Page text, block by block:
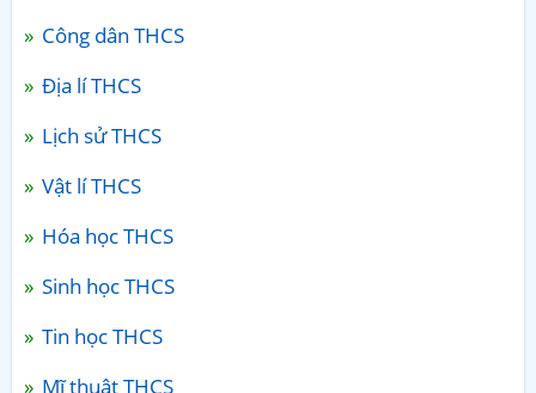
Công dân THCS
Địa lí THCS
Lịch sử THCS
Vật lí THCS
Hóa học THCS
Sinh học THCS
Tin học THCS
Mĩ thuật THCS